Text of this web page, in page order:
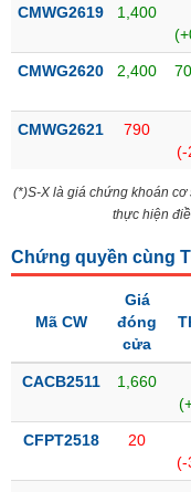
quan
Giao
dịch
Tài
chính
tích
Hồ
doanh
Tin
CMWG2619 1,400
CMWG2620 2,400
CMWG2621 790
(-
(*)S-X là giá chứng khoán
thực hiện
Chứng quyền cùng
Mã CW
Giá
đóng
cửa
CACB2511 1,660
CFPT2518 20
(-
VS-
VẬT
CÔNG